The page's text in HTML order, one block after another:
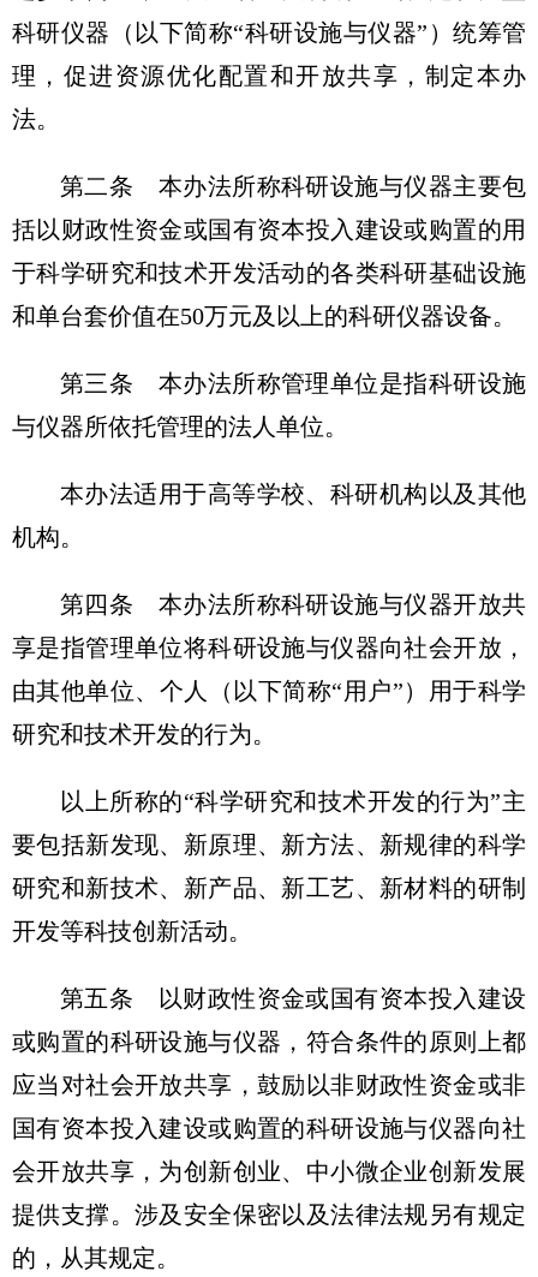
科研仪器（以下简称“科研设施与仪器”）统筹管
理，促进资源优化配置和开放共享，制定本办
法。
第二条 本办法所称科研设施与仪器主要包
括以财政性资金或国有资本投入建设或购置的用
于科学研究和技术开发活动的各类科研基础设施
和单台套价值在50万元及以上的科研仪器设备。
第三条 本办法所称管理单位是指科研设施
与仪器所依托管理的法人单位。
本办法适用于高等学校、科研机构以及其他
机构。
第四条 本办法所称科研设施与仪器开放共
享是指管理单位将科研设施与仪器向社会开放，
由其他单位、个人（以下简称“用户”）用于科学
研究和技术开发的行为。
以上所称的“科学研究和技术开发的行为”主
要包括新发现、新原理、新方法、新规律的科学
研究和新技术、新产品、新工艺、新材料的研制
开发等科技创新活动。
第五条 以财政性资金或国有资本投入建设
或购置的科研设施与仪器，符合条件的原则上都
应当对社会开放共享，鼓励以非财政性资金或非
国有资本投入建设或购置的科研设施与仪器向社
会开放共享，为创新创业、中小微企业创新发展
提供支撑。涉及安全保密以及法律法规另有规定
的，从其规定。